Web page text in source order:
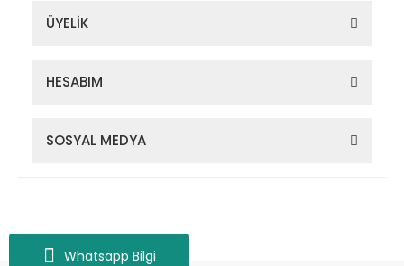
Whatsapp Bilgi
ÜYELİK
HESABIM
SOSYAL MEDYA